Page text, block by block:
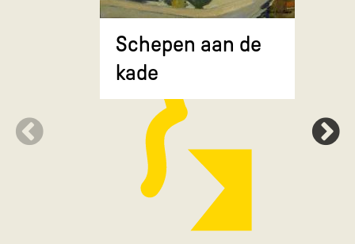
Schepen aan de
kade